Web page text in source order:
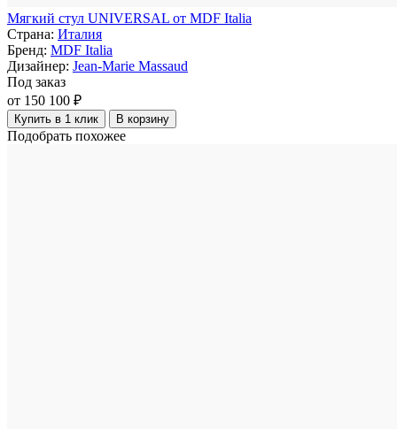
Мягкий стул UNIVERSAL от MDF Italia
Страна: Италия
Бренд: MDF Italia
Дизайнер: Jean-Marie Massaud
Под заказ
от 150 100 ₽
Купить в 1 клик В корзину
Подобрать похожее